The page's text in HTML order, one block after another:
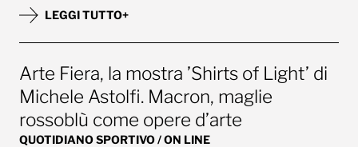
LEGGI TUTTO+
Arte Fiera, la mostra ’Shirts of Light’ di
Michele Astolfi. Macron, maglie
rossoblù come opere d’arte
QUOTIDIANO SPORTIVO / ON LINE